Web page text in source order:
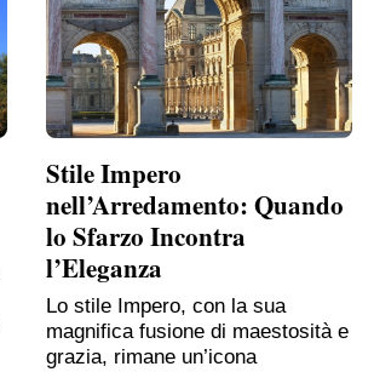
Stile Impero
nell’Arredamento: Quando
lo Sfarzo Incontra
l’Eleganza
Lo stile Impero, con la sua
magnifica fusione di maestosità e
grazia, rimane un’icona